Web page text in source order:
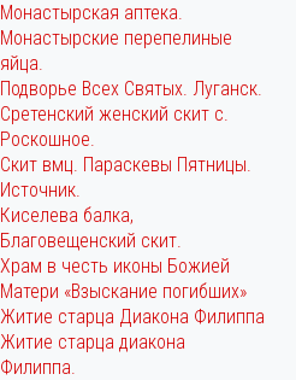
Монастырская аптека.
Монастырские перепелиные
яйца.
Подворье Всех Святых. Луганск.
Сретенский женский скит с.
Роскошное.
Скит вмц. Параскевы Пятницы.
Источник.
Киселева балка,
Благовещенский скит.
Храм в честь иконы Божией
Матери «Взыскание погибших»
Житие старца Диакона Филиппа
Житие старца диакона
Филиппа.